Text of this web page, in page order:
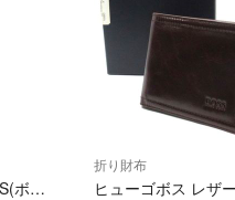
BOSS HUGO BOSS(ボスヒューゴボス) メンズ パンツ スラックス
折り財布